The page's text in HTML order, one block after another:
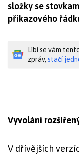
složky se
příkazového
Líbí se vám
zpráv, stačí
Vyvolání
V dřívějších